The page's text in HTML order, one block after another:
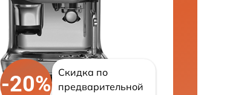
-20%
Скидка по
предварительной